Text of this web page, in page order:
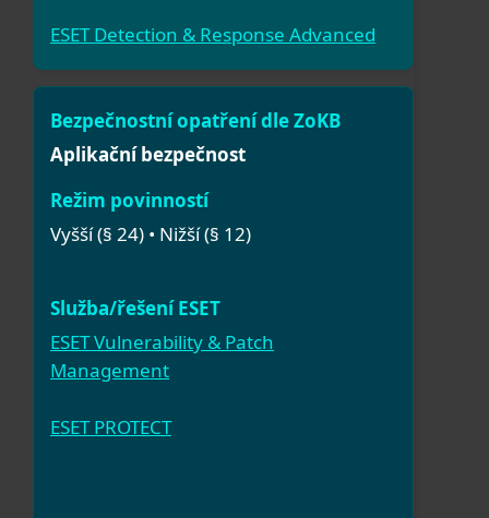
ESET Detection & Response Advanced
Aplikační bezpečnost
Vyšší (§ 24) • Nižší (§ 12)
ESET Vulnerability & Patch
Management
ESET PROTECT